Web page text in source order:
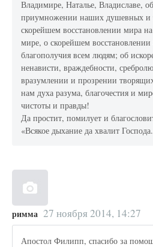
Владимире, Наталье, Владиславе,
приумножении наших душевных и
скорейшем восстановлении мира
мире, о скорейшем восстановлении
благополучия всем людям; об
ненависти, враждебности,
вразумлении и прозрении
нам духа разума, благочестия и
чистоты и правды!
Да простит, помилует и
«Всякое дыхание да хвалит
римма 27 ноября 2014, 14:27
Апостол Филипп, спасибо за